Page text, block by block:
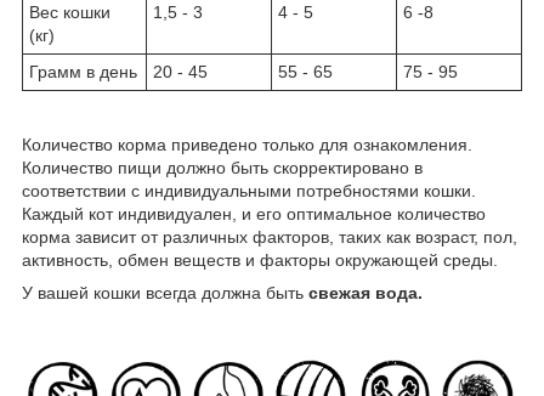
Вес кошки
(кг)
1,5 - 3 4 - 5 6 -8
Грамм в день 20 - 45 55 - 65 75 - 95
Количество корма приведено только для ознакомления.
Количество пищи должно быть скорректировано в
соответствии с индивидуальными потребностями кошки.
Каждый кот индивидуален, и его оптимальное количество
корма зависит от различных факторов, таких как возраст, пол,
активность, обмен веществ и факторы окружающей среды.
У вашей кошки всегда должна быть свежая вода.